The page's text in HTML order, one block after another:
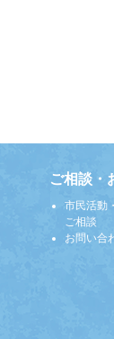
ご相談・
市民活動
ご相談
お問い合